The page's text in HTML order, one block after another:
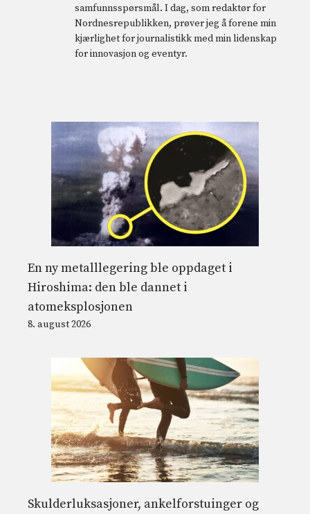
samfunnsspørsmål. I dag, som redaktør for
Nordnesrepublikken, prøver jeg å forene min
kjærlighet for journalistikk med min lidenskap
for innovasjon og eventyr.
En ny metalllegering ble oppdaget i
Hiroshima: den ble dannet i
atomeksplosjonen
8. august 2026
Skulderluksasjoner, ankelforstuinger og